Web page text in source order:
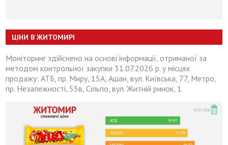
ЦІНИ В ЖИТОМИРІ
Моніторинг здійснено на основі інформації, отриманої за
методом контрольної закупки 31.07.2026 р. у місцях
продажу: АТБ, пр. Миру, 15А, Ашан, вул. Київська, 77, Метро,
пр. Незалежності, 55в, Сільпо, вул. Житній ринок, 1